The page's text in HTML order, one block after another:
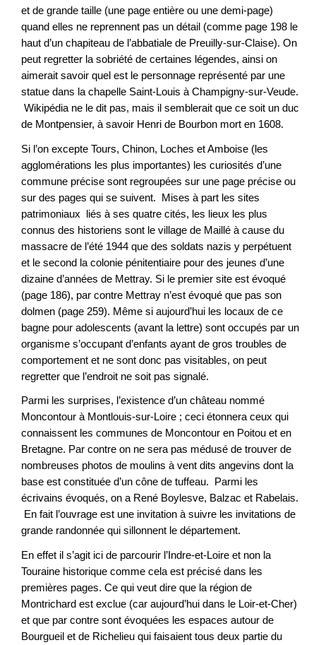
et de grande taille (une page entière ou une demi-page)
quand elles ne reprennent pas un détail (comme page 198 le
haut d’un chapiteau de l’abbatiale de Preuilly-sur-Claise). On
peut regretter la sobriété de certaines légendes, ainsi on
aimerait savoir quel est le personnage représenté par une
statue dans la chapelle Saint-Louis à Champigny-sur-Veude.
Wikipédia ne le dit pas, mais il semblerait que ce soit un duc
de Montpensier, à savoir Henri de Bourbon mort en 1608.
Si l’on excepte Tours, Chinon, Loches et Amboise (les
agglomérations les plus importantes) les curiosités d’une
commune précise sont regroupées sur une page précise ou
sur des pages qui se suivent. Mises à part les sites
patrimoniaux liés à ses quatre cités, les lieux les plus
connus des historiens sont le village de Maillé à cause du
massacre de l’été 1944 que des soldats nazis y perpétuent
et le second la colonie pénitentiaire pour des jeunes d’une
dizaine d’années de Mettray. Si le premier site est évoqué
(page 186), par contre Mettray n’est évoqué que pas son
dolmen (page 259). Même si aujourd’hui les locaux de ce
bagne pour adolescents (avant la lettre) sont occupés par un
organisme s’occupant d’enfants ayant de gros troubles de
comportement et ne sont donc pas visitables, on peut
regretter que l’endroit ne soit pas signalé.
Parmi les surprises, l’existence d’un château nommé
Moncontour à Montlouis-sur-Loire ; ceci étonnera ceux qui
connaissent les communes de Moncontour en Poitou et en
Bretagne. Par contre on ne sera pas médusé de trouver de
nombreuses photos de moulins à vent dits angevins dont la
base est constituée d’un cône de tuffeau. Parmi les
écrivains évoqués, on a René Boylesve, Balzac et Rabelais.
En fait l’ouvrage est une invitation à suivre les invitations de
grande randonnée qui sillonnent le département.
En effet il s’agit ici de parcourir l’Indre-et-Loire et non la
Touraine historique comme cela est précisé dans les
premières pages. Ce qui veut dire que la région de
Montrichard est exclue (car aujourd’hui dans le Loir-et-Cher)
et que par contre sont évoquées les espaces autour de
Bourgueil et de Richelieu qui faisaient tous deux partie du